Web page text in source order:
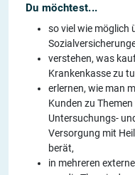
Du möchtest...
so viel wie möglich
verstehen, was
Krankenkasse zu
erlernen, wie man
Kunden zu
Untersuchungs-
Versorgung mit
berät,
in mehreren